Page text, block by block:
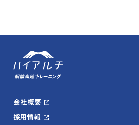
会社概要
採用情報